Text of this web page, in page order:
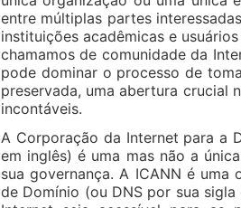
entre múltiplas partes
instituições acadêmicas e
chamamos de comunidade da
pode dominar o processo de
preservada, uma abertura crucial
incontáveis.
A Corporação da Internet para a
em inglês) é uma mas não a
sua governança. A ICANN é
de Domínio (ou DNS por sua